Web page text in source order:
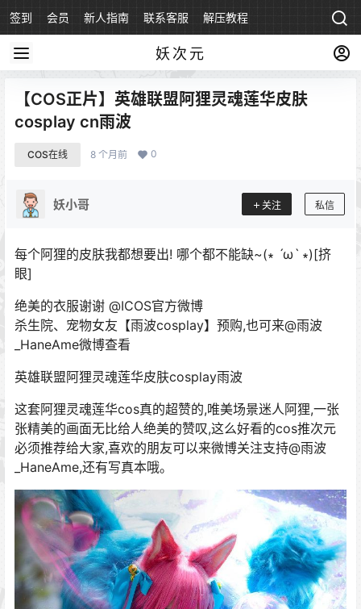
签到 会员 新人指南 联系客服 解压教程
妖次元
【COS正片】英雄联盟阿狸灵魂莲华皮肤
cosplay cn雨波
COS在线 8 个月前 0
妖小哥 关注 私信
每个阿狸的皮肤我都想要出! 哪个都不能缺~(∗ ˊωˋ ∗)[挤
眼]
绝美的衣服谢谢 @ICOS官方微博
杀生院、宠物女友【雨波cosplay】预购,也可来@雨波
_HaneAme微博查看
英雄联盟阿狸灵魂莲华皮肤cosplay雨波
这套阿狸灵魂莲华cos真的超赞的,唯美场景迷人阿狸,一张
张精美的画面无比给人绝美的赞叹,这么好看的cos推次元
必须推荐给大家,喜欢的朋友可以来微博关注支持@雨波
_HaneAme,还有写真本哦。